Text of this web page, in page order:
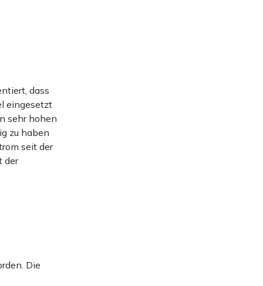
dass
eingesetzt
sehr hohen
zu haben
seit der
der
Die